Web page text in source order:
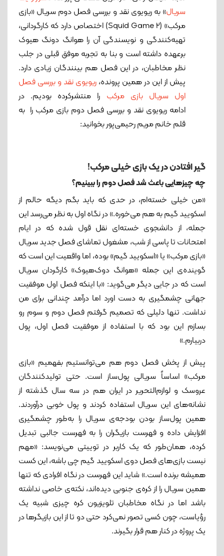
سریال» به ریویوی نقد و بررسی فصل دوم سریال «بازی
مرکب» (Squid Game 2) اختصاص دارد که کارگردانی،
تهیه‌کنندگی و نویسندگی آن را هوانگ دونگ هیوک
برعهده داشته است و بنا به تجربه موفق قبلی در جلب
نظر مخاطبان، در این فصل هم بینندگان زیادی دارد.
پیش از این در همین پرونده، ریویوی نقد و بررسی فصل
اول سریال بازی مرکب را منتشرکرده بودیم. در
ادامه ریویوی نقد و بررسی فصل دوم بازی مرکب را به
قلم خانم مریم رحیمی‌پور بخوانید:
گیر افتادن در یک بازی خیلی مرکب!
چه چیزهایی باعث شد فصل دوم را ببینیم؟
«من خیلی خسته‌ام، در حدی که باید بگم دیگه حالم از
اسکویید گیم به هم می‌خوره.» در نگاه اول به نظر می‌رسد این
جمله، از دانشجوی خسته‌ای نقل ‌قول شده که در ایام
امتحانات تا پاسی از شب، مشغول تماشای فصل جدید سریال
«بازی مرکب» یا «اسکویید گیم» بوده، اما واقعیت این است که
گوینده‌ی این جمله «هوانگ دوک‌هیوک» کارگردان سریال
است که در جایی دیگر می‌گوید: «با اینکه فصل اول موفقیت
جهانی چشمگیری به دست اورد اما درآمد چندانی برای من
نداشت. تنها دلیلی که تصمیم گرفتم فصل دوم و سوم رو
بسازم این بود که با استفاده از موفقیت فصل اول، پول
دربیارم.»
پیش از پخش فصل دوم هم می‌توانستیم بفهمیم «بازی
مرکب» اساساً سریالی پول‌ساز است. حتی تولیدکنندگان
عروسک و لوازم‌التحریر در ایران هم در سه سال گذشته از
نشانه‌های این سریال استفاده کردند و پول خوبی درآوردند.
همین پول‌ساز بودن بودجه‌ی سریال را به‌طور چشمگیری
افزایش داده و فهرست بازیگران را به فهرست جالبی تبدیل
کرده، همان‌طور که یک کاربر در توییتی می‌نویسد: «مهم
نیست بازی‌های فصل دوی اسکویید گیم چی باشه، این کست
همیشه برنده است.» شاید این فهرست در نگاه افرادی که تنها
همین سریال را از کره‌ی جنوبی دیده‌اند، نکته‌ی خاصی نداشته
باشد اما در نگاه مخاطبان تلویزیون کره چیزی شبیه یک
رؤیاست، چون کسی تصور نمی‌کرد حتی دو تا از این بازیگرها در
یک پروژه در کنار هم قرار بگیرند.